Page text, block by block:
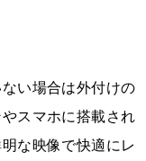
い場合は外付けの
スマホに搭載され
な映像で快適にレ